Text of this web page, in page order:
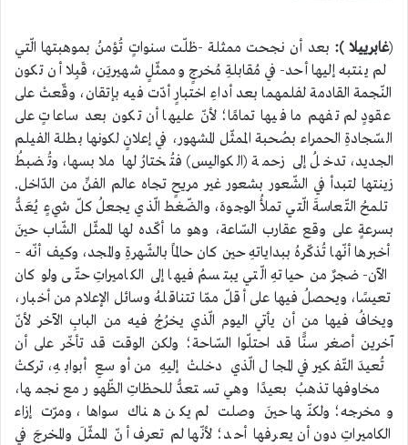
(غابرييلا ): بعد أن نجحت ممثلة -ظلّت سنواتٍ تُؤمنُ بموهبتها الّتي
لم ينتبه إليها أحد- في مُقابلةِ مُخرجٍ وممثّلٍ شهيريَن، قَبِلا أن تكون
النّجمة القادمة لفلمهما بعد أداءِ اختبارٍ أدّت فيه بإتقان، وقّعتْ على
عقودٍ لم تفهم ما فيها تمامًا؛ لأنّ عليها أن تكون بعد ساعاتٍ على
السّجادةِ الحمراء بصُحبة الممثّل المشهور، في إعلانٍ لكونها بطلة الفيلم
الجديد، تدخلُ إلى زحمة (الكواليس) فتُختارُ لها ملابسها، وتُضبطُ
زينتها لتبدأ في الشّعور بشعور غير مريحٍ تجاه عالم الفنِّ من الدّاخل.
تلمحُ التّعاسةَ الّتي تملأُ الوجوهَ، والضّغط الّذي يجعلُ كلّ شيءٍ يُعَدُّ
بسرعةٍ على وقع عقارب السّاعة، وهو ما أكّده لها الممثّل الشّاب حينَ
أخبرها أنّها تُذكّرهُ ببداياتهِ حين كان حالمًا بالشّهرةِ والمجد، وكيف أنّه –
الآن- ضجرٌ من حياتهِ الّتي يبتسمُ فيها إلى الكاميراتِ حتّى ولو كان
تعيسًا، ويحصلُ فيها على أقلّ ممّا تتناقلهُ وسائل الإعلام من أخبار،
ويخافُ فيها من أن يأتي اليوم الّذي يخرُجُ فيه من البابِ الآخر لأنّ
آخرين أصغر سنًّا قد احتلّوا السّاحة؛ ولكن الوقت قد تأخّر على أن
تُعيدَ التّفكير في المجال الّذي دخلتْ إليهِ من أوسعِ أبوابهِ، تركتْ
مخاوفها تذهبُ بعيدًا وهي تستعدُّ للحظاتِ الظّهور مع نجمها،
ومخرجه؛ ولكنّها حينَ وصلت لم يكن هناك سواها، ومرّت إزاء
الكاميراتِ دون أن يعرفها أحد؛ لأنّها لم تعرف أنّ الممثّلَ والمخرجَ في